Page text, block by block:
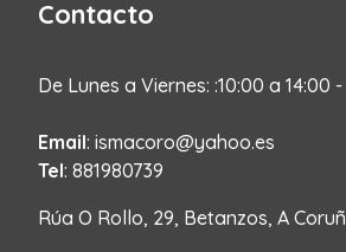
Contacto
De Lunes a Viernes: :10:00 a 14:00
Email: ismacoro@yahoo.es
Tel: 881980739
Rúa O Rollo, 29, Betanzos, A